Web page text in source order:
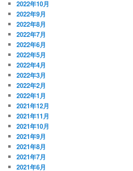
2022年10月
2022年9月
2022年8月
2022年7月
2022年6月
2022年5月
2022年4月
2022年3月
2022年2月
2022年1月
2021年12月
2021年11月
2021年10月
2021年9月
2021年8月
2021年7月
2021年6月